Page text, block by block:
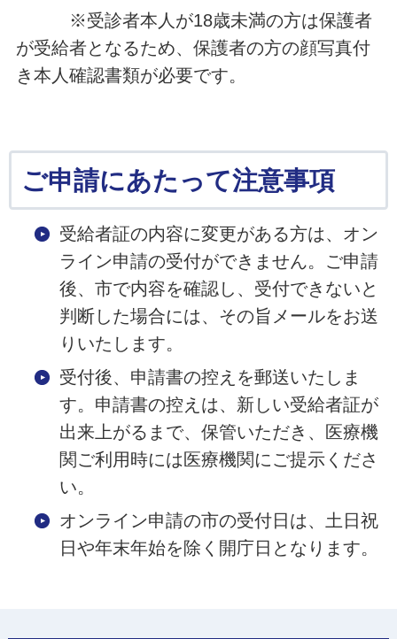
※受診者本人が18歳未満の方は保護者
が受給者となるため、保護者の方の顔写真付
き本人確認書類が必要です。
ご申請にあたって注意事項
受給者証の内容に変更がある方は、オン
ライン申請の受付ができません。ご申請
後、市で内容を確認し、受付できないと
判断した場合には、その旨メールをお送
りいたします。
受付後、申請書の控えを郵送いたしま
す。申請書の控えは、新しい受給者証が
出来上がるまで、保管いただき、医療機
関ご利用時には医療機関にご提示くださ
い。
オンライン申請の市の受付日は、土日祝
日や年末年始を除く開庁日となります。